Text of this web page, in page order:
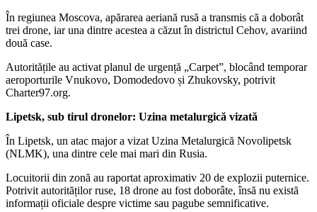
În regiunea Moscova, apărarea aeriană rusă a transmis că a doborât
trei drone, iar una dintre acestea a căzut în districtul Cehov, avariind
două case.
Autoritățile au activat planul de urgență „Carpet”, blocând temporar
aeroporturile Vnukovo, Domodedovo și Zhukovsky, potrivit
Charter97.org.
Lipetsk, sub tirul dronelor: Uzina metalurgică vizată
În Lipetsk, un atac major a vizat Uzina Metalurgică Novolipetsk
(NLMK), una dintre cele mai mari din Rusia.
Locuitorii din zonă au raportat aproximativ 20 de explozii puternice.
Potrivit autorităților ruse, 18 drone au fost doborâte, însă nu există
informații oficiale despre victime sau pagube semnificative.